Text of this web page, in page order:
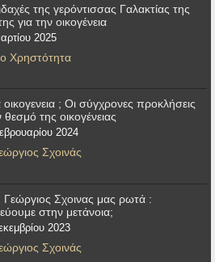
της γερόντισσας Γαλακτίας της
για την οικογένεια
2025
Χρηστότητα
οικογενεια ; Οι σύγχρονες προκλήσεις
θεσμό της οικογένειας
2024
Σχοινάς
Σχοινας μας ρωτά :
στην μετάνοια;
2023
Σχοινάς